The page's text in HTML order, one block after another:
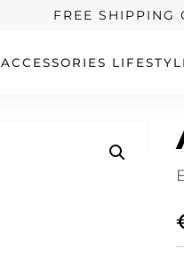
FREE SHIPPING
ACCESSORIES